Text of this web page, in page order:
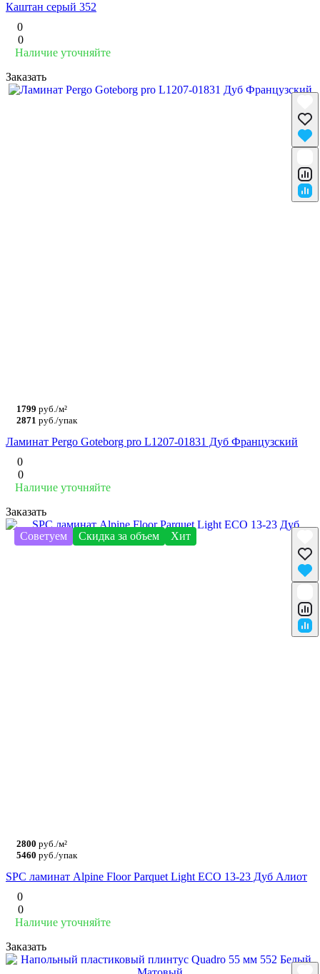
Каштан серый 352
0
0
Наличие уточняйте
Заказать
1799 руб./м²
2871 руб./упак
Ламинат Pergo Goteborg pro L1207-01831 Дуб Французский
0
0
Наличие уточняйте
Заказать
Советуем
Скидка за объем Хит
2800 руб./м²
5460 руб./упак
SPC ламинат Alpine Floor Parquet Light ЕСО 13-23 Дуб Алиот
0
0
Наличие уточняйте
Заказать